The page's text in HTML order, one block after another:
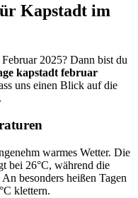
Kapstadt im
2025? Dann bist du
kapstadt februar
uns einen Blick auf die
warmes Wetter. Die
bei 26°C, während die
besonders heißen Tagen
klettern.